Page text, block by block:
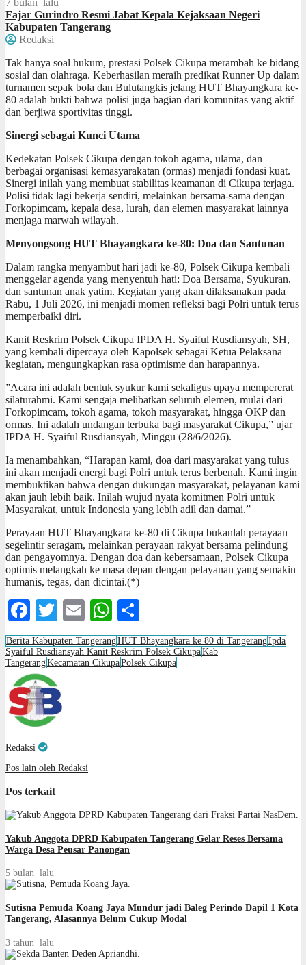
Fajar Gurindro Resmi Jabat Kepala Kejaksaan Negeri
Kabupaten Tangerang
Redaksi
​Tak hanya soal hukum, prestasi Polsek Cikupa merambah ke bidang
sosial dan olahraga. Keberhasilan meraih predikat Runner Up dalam
turnamen sepak bola dan Bulutangkis jelang HUT Bhayangkara ke-
80 adalah bukti bahwa polisi juga bagian dari komunitas yang aktif
dan berjiwa sportivitas tinggi.
Sinergi sebagai Kunci Utama
​Kedekatan Polsek Cikupa dengan tokoh agama, ulama, dan
berbagai organisasi kemasyarakatan (ormas) menjadi fondasi kuat.
Sinergi inilah yang membuat stabilitas keamanan di Cikupa terjaga.
Polisi tidak lagi bekerja sendiri, melainkan bersama-sama dengan
Forkopimcam, kepala desa, lurah, dan elemen masyarakat lainnya
menjaga marwah wilayah.
​Menyongsong HUT Bhayangkara ke-80: Doa dan Santunan
​Dalam rangka menyambut hari jadi ke-80, Polsek Cikupa kembali
menggelar agenda yang menyentuh hati: Doa Bersama, Syukuran,
dan santunan anak yatim. Kegiatan yang akan dilaksanakan pada
Rabu, 1 Juli 2026, ini menjadi momen refleksi bagi Polri untuk terus
memperbaiki diri.
Kanit Reskrim Polsek Cikupa ​IPDA H. Syaiful Rusdiansyah, SH,
yang kembali dipercaya oleh Kapolsek sebagai Ketua Pelaksana
kegiatan, mengungkapkan rasa optimisme dan harapannya.
​”Acara ini adalah bentuk syukur kami sekaligus upaya mempererat
silaturahmi. Kami sengaja melibatkan seluruh elemen, mulai dari
Forkopimcam, tokoh agama, tokoh masyarakat, hingga OKP dan
ormas. Ini adalah undangan terbuka bagi masyarakat Cikupa,” ujar
IPDA H. Syaiful Rusdiansyah, Minggu (28/6/2026).
​Ia menambahkan, “Harapan kami, doa dari masyarakat yang tulus
ini akan menjadi energi bagi Polri untuk terus berbenah. Kami ingin
membuktikan bahwa dengan dukungan masyarakat, pelayanan kami
akan jauh lebih baik. Inilah wujud nyata komitmen Polri untuk
Masyarakat, untuk Indonesia yang lebih adil dan damai.”
​Perayaan HUT Bhayangkara ke-80 di Cikupa bukanlah perayaan
segelintir seragam, melainkan perayaan rakyat bersama pelindung
dan pengayomnya. Dengan doa dan kebersamaan, Polsek Cikupa
optimis melangkah ke masa depan dengan pelayanan yang semakin
humanis, tegas, dan dicintai.(*)
Facebook
Twitter
EmailWhatsApp
Berita Kabupaten TangerangHUT Bhayangkara ke 80 di TangerangIpda
Syaiful Rusdiansyah Kanit Reskrim Polsek CikupaKab
TangerangKecamatan CikupaPolsek Cikupa
Redaksi
Pos lain oleh Redaksi
Pos terkait
Yakub Anggota DPRD Kabupaten Tangerang Gelar Reses Bersama
Warga Desa Peusar Panongan
5 bulan lalu
Sutisna Pemuda Koang Jaya Mundur jadi Baleg Perindo Dapil 1 Kota
Tangerang, Alasannya Belum Cukup Modal
3 tahun lalu